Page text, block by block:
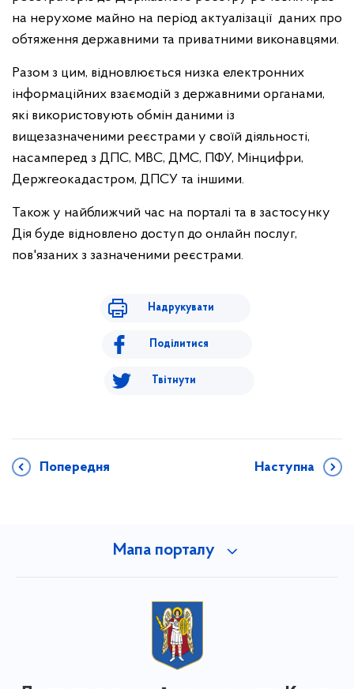
на нерухоме майно на період актуалізації даних про
обтяження державними та приватними виконавцями.
Разом з цим, відновлюється низка електронних
інформаційних взаємодій з державними органами,
які використовують обмін даними із
вищезазначеними реєстрами у своїй діяльності,
насамперед з ДПС, МВС, ДМС, ПФУ, Мінцифри,
Держгеокадастром, ДПСУ та іншими.
Також у найближчий час на порталі та в застосунку
Дія буде відновлено доступ до онлайн послуг,
пов'язаних з зазначеними реєстрами.
Надрукувати
Поділитися
Твітнути
Попередня Наступна
Мапа порталу